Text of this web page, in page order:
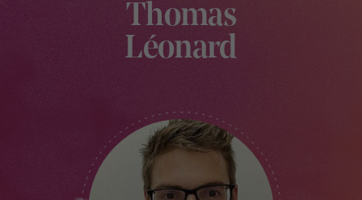
Thomas
Léonard